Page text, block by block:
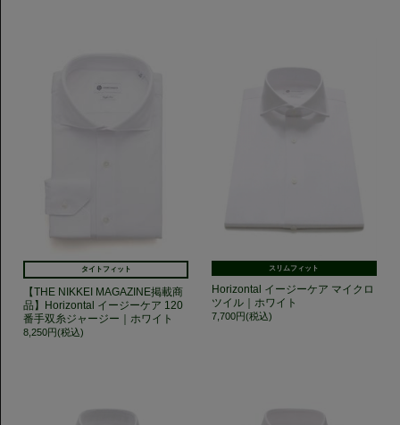
タイトフィット
【THE NIKKEI MAGAZINE掲載商
品】Horizontal イージーケア 120
番手双糸ジャージー｜ホワイト
8,250円(税込)
スリムフィット
Horizontal イージーケア マイクロ
ツイル｜ホワイト
7,700円(税込)